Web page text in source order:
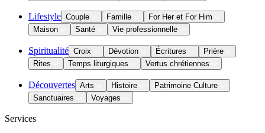
Lifestyle Couple Famille
For Her et For Him
Maison
Santé Vie professionnelle
Spiritualité Croix Dévotion Écritures
Prière
Rites
Temps liturgiques Vertus chrétiennes
Découvertes Arts Histoire
Patrimoine Culture
Sanctuaires
Voyages
Services